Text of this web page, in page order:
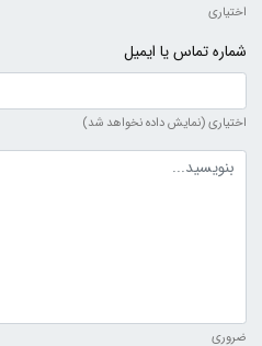
اختیاری
شماره تماس یا ایمیل
اختیاری (نمایش داده نخواهد شد)
متن دیدگاه
ضروری